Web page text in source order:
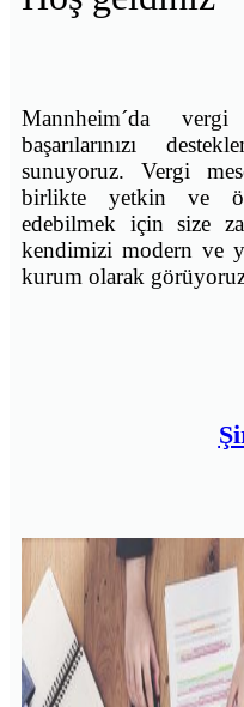
Mannheim´da
başarılarınızı
sunuyoruz. Vergi
birlikte yetkin ve
edebilmek için size
kendimizi modern ve
kurum olarak